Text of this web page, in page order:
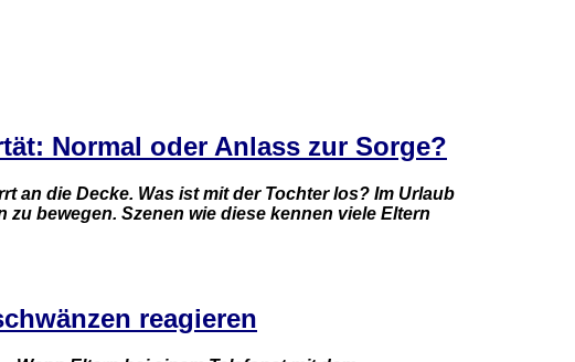
Normal oder Anlass zur Sorge?
an die Decke. Was ist mit der Tochter los? Im Urlaub
bewegen. Szenen wie diese kennen viele Eltern
reagieren